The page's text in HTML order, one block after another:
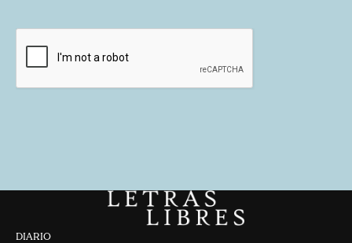
DIARIO